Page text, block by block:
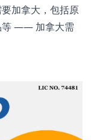
加拿大，包括原
等 —— 加拿大需